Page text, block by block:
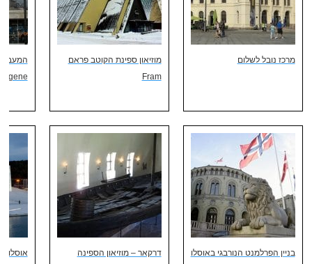
מרכז נובל לשלום
מוזיאון ספינת הקוטב פראם
Fram
בניין הפרלמנט הנורבגי באוסלו
דרקאר – מוזיאון הספינה
אוסלו -